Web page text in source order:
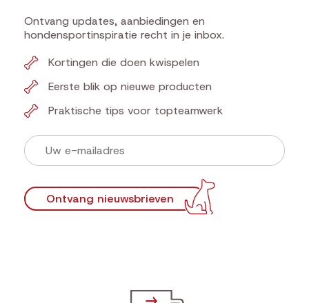
Ontvang updates, aanbiedingen en
hondensportinspiratie recht in je inbox.
Kortingen die doen kwispelen
Eerste blik op nieuwe producten
Praktische tips voor topteamwerk
Ontvang nieuwsbrieven